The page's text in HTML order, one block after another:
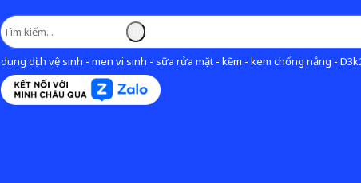
dung dịch vệ sinh - men vi sinh - sữa rửa mặt - kẽm - kem chống nắng -